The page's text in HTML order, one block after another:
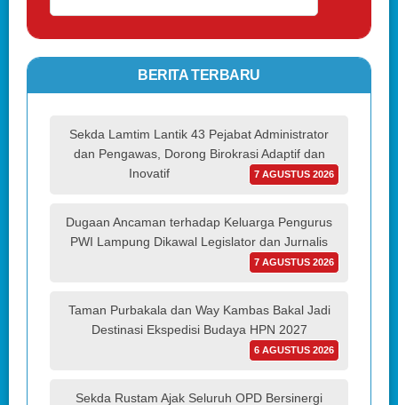
BERITA TERBARU
Sekda Lamtim Lantik 43 Pejabat Administrator
dan Pengawas, Dorong Birokrasi Adaptif dan
Inovatif
7 AGUSTUS 2026
Dugaan Ancaman terhadap Keluarga Pengurus
PWI Lampung Dikawal Legislator dan Jurnalis
7 AGUSTUS 2026
Taman Purbakala dan Way Kambas Bakal Jadi
Destinasi Ekspedisi Budaya HPN 2027
6 AGUSTUS 2026
Sekda Rustam Ajak Seluruh OPD Bersinergi